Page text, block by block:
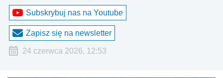
Subskrybuj nas na Youtube
Zapisz się na newsletter
24 czerwca 2026, 12:53